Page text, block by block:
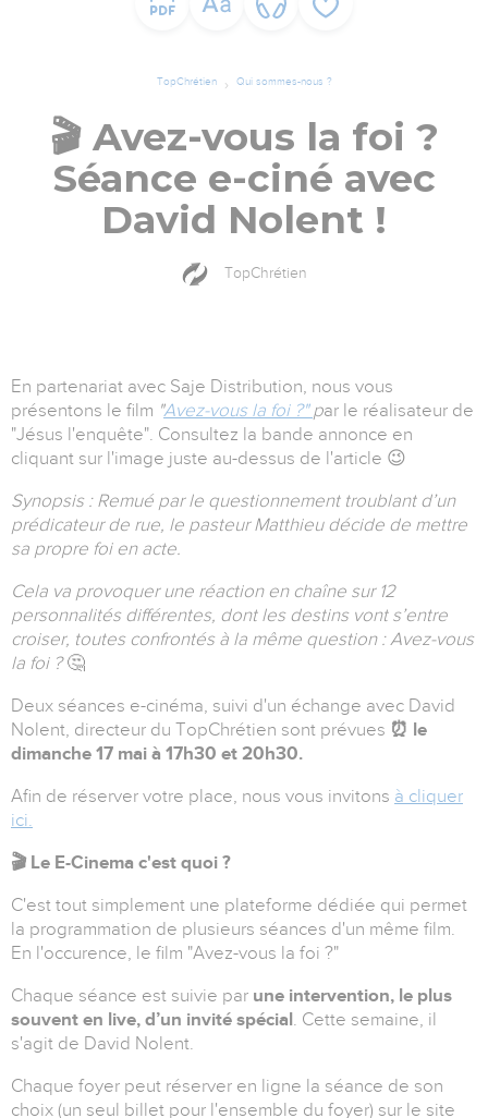
TopChrétien Qui sommes-nous ?
🎬 Avez-vous la foi ?
Séance e-ciné avec
David Nolent !
TopChrétien
En partenariat avec Saje Distribution, nous vous
présentons le film "Avez-vous la foi ?"par le réalisateur de
"Jésus l'enquête". Consultez la bande annonce en
cliquant sur l'image juste au-dessus de l'article 😉
Synopsis : Remué par le questionnement troublant d’un
prédicateur de rue, le pasteur Matthieu décide de mettre
sa propre foi en acte.
Cela va provoquer une réaction en chaîne sur 12
personnalités différentes, dont les destins vont s’entre
croiser, toutes confrontés à la même question : Avez-vous
la foi ?🤔
Deux séances e-cinéma, suivi d'un échange avec David
Nolent, directeur du TopChrétien sont prévues ⏰ le
dimanche 17 mai à 17h30 et 20h30.
Afin de réserver votre place, nous vous invitons à cliquer
ici.
🎬 Le E-Cinema c'est quoi ?
C'est tout simplement une plateforme dédiée qui permet
la programmation de plusieurs séances d'un même film.
En l'occurence, le film "Avez-vous la foi ?"
Chaque séance est suivie par une intervention, le plus
souvent en live, d’un invité spécial . Cette semaine, il
s'agit de David Nolent.
Chaque foyer peut réserver en ligne la séance de son
choix (un seul billet pour l'ensemble du foyer) sur le site